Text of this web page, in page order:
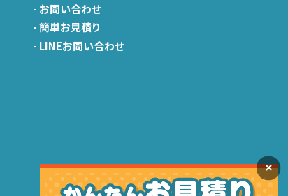
- お問い合わせ
-簡単お見積り
- LINEお問い合わせ